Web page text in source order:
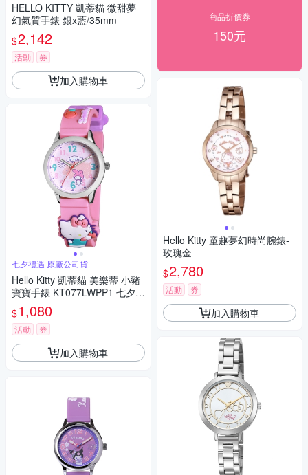
HELLO KITTY 凱蒂貓 微甜夢
幻氣質手錶 銀x藍/35mm
$2,142
活動 券
加入購物車
七夕禮遇 原廠公司貨
Hello Kitty 凱蒂貓 美樂蒂 小豬
寶寶手錶 KT077LWPP1 七夕寵
愛季 送禮推薦
$1,080
活動 券
加入購物車
商品折價券
150元
Hello Kitty 童趣夢幻時尚腕錶-
玫瑰金
$2,780
活動 券
加入購物車